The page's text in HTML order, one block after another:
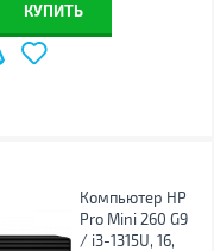
КУПИТЬ
Компьютер HP
Pro Mini 260 G9
/ i3-1315U, 16,